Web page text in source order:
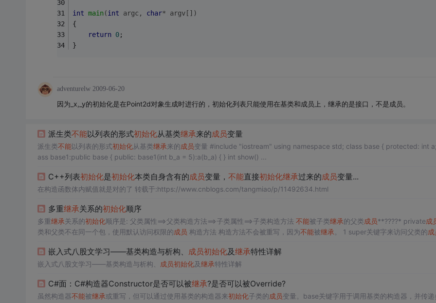
int main(int argc, char* argv[])
{
return 0;
}
adventurelw 2009-06-20
因为_x,_y的初始化是在Point2d对象生成时进行的，初始化列表只能使用在基类和成员上，继承的是接口，不是成员。
派生类不能以列表的形式初始化从基类继承来的成员变量
派生类不能以列表的形式初始化从基类继承来的成员变量 #include "iostream" using namespace std; class base { protected: int a; }; cl
ass base1:public base { public: base1(int b_a = 5):a(b_a) { } int show() ...
C++列表初始化是初始化本类自身含有的成员变量， 不能直接初始化继承过来的成员变量...
在构造函数体内赋值就是对的了 转载于:https://www.cnblogs.com/tangmiao/p/11492634.html
多重继承关系的初始化顺序
多重继承关系的初始化顺序是: 父类属性==>父类构造方法==>子类属性==>子类构造方法 不能被子类继承的父类 成员**????* private成
类和父类不在同一个包，使用默认访问权限的成员 构造方法 构造方法不会被重写，因为不能被继承 。 1 super关键字来访问父类的
饰的类，不能再被继承2修饰的方法，
嵌入式八股文学习——基类构造与析构、 成员初始化及继承特性详解
嵌入式八股文学习——基类构造与析构、 成员初始化及继承特性详解
C#面：C#构造器Constructor是否可以被继承?是否可以被Override?
虽然构造器不能被继承或重写，但可以通过使用基类的构造器来初始化子类的成员变量。base关键字用于调用基类的构造器，并传递